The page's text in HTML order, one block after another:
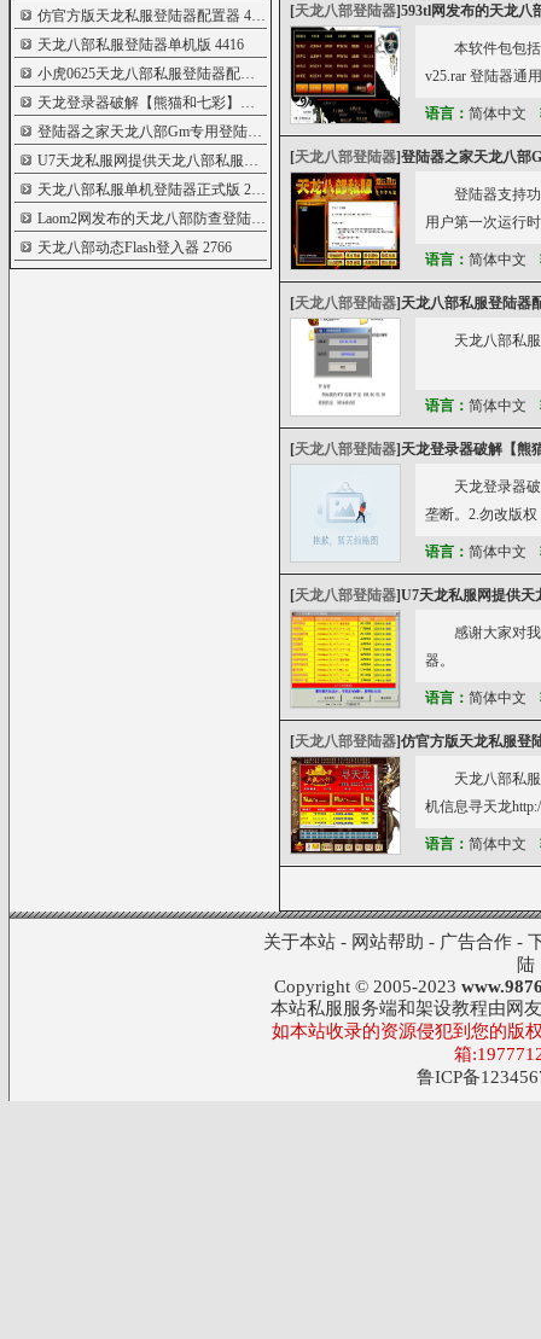
仿官方版天龙私服登陆器配置器4925
天龙八部私服登陆器单机版 4416
小虎0625天龙八部私服登陆器配置器全套破
4256
天龙登录器破解【熊猫和七彩】两个配置
4065
登陆器之家天龙八部Gm专用登陆器配置器
3593
U7天龙私服网提供天龙八部私服登录器配
3399
天龙八部私服单机登陆器正式版 2932
Laom2网发布的天龙八部防查登陆器 2887
天龙八部动态Flash登入器2766
[天龙八部登陆器]593tl网发布的天龙八
本软件包包
v25.rar 登陆器通
语言： 简体中文
[天龙八部登陆器]登陆器之家天龙八部
登陆器支持
用户第一次运行
语言： 简体中文
[天龙八部登陆器] 天龙八部私服登陆器
天龙八部私
语言： 简体中文
[天龙八部登陆器] 天龙登录器破解【熊
天龙登录器
垄断。2.勿改版
语言： 简体中文
[天龙八部登陆器]U7天龙私服网提供天
感谢大家对
器。
语言： 简体中文
[天龙八部登陆器]仿官方版天龙私服登
天龙八部私
机信息寻天龙
语言： 简体中文
关于本站- 网站帮助 - 广告合作-
陆
Copyright © 2005-2023
本站私服服务端和架设教程由网
如本站收录的资源侵犯到您的版
箱
鲁ICP备